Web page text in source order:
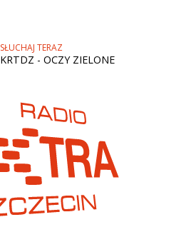
SŁUCHAJ TERAZ
KRTDZ - OCZY ZIELONE